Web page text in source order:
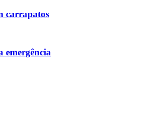
carrapatos
emergência